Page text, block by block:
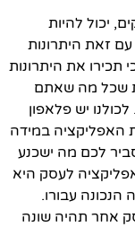
יכול להיות
זאת היתרונות
תכירו את היתרונות
שכל מה שאתם
יש פלאפון
האפליקציה במידה
לכם מה ישכנע
לעסק היא
הנכונה עבורו.
אחר תהיה שונה